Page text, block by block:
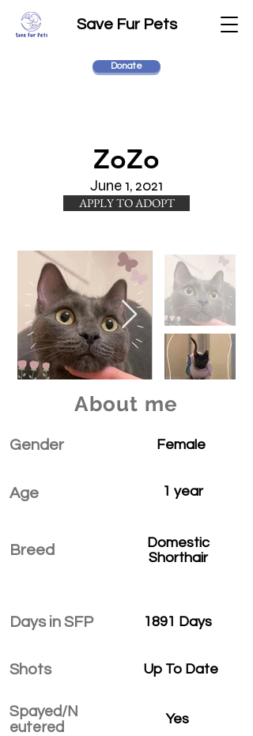
Save Fur Pets
Donate
ZoZo
June 1, 2021
APPLY TO ADOPT
About me
Gender
Age
Breed
Days in SFP
Shots
Spayed/N
eutered
Female
1 year
Domestic
Shorthair
1891 Days
Up To Date
Yes